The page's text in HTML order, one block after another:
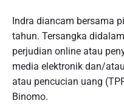
Indra diancam bersama
tahun. Tersangka
perjudian online atau
media elektronik dan/
atau pencucian uang
Binomo.